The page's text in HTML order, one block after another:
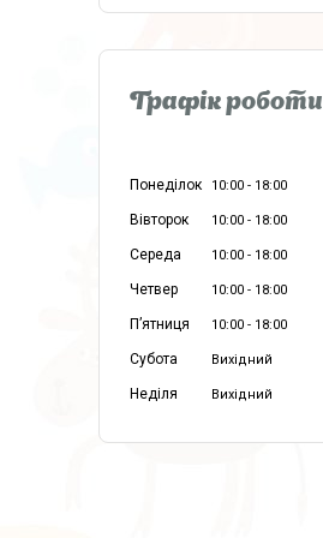
Графік роботи
Понеділок 10:00 18:00
Вівторок 10:00 18:00
Середа 10:00 18:00
Четвер 10:00 18:00
Пʼятниця 10:00 18:00
Субота Вихідний
Неділя Вихідний